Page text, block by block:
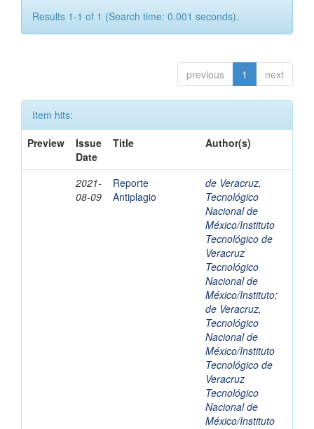
Results 1-1 of 1 (Search time: 0.001 seconds).
previous 1 next
Item hits:
Preview
Issue
Date
Title Author(s)
2021-
08-09
Reporte
Antiplagio
de Veracruz,
Tecnológico
Nacional de
México/Instituto
Tecnológico de
Veracruz
Tecnológico
Nacional de
México/Instituto;
de Veracruz,
Tecnológico
Nacional de
México/Instituto
Tecnológico de
Veracruz
Tecnológico
Nacional de
México/Instituto